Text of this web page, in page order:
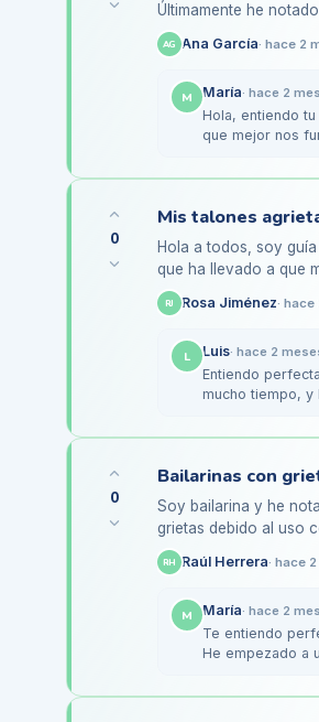
Últimamente he
queja de que le…
AG Ana García· hace 2
M María· hace 2
Hola, entiendo
que mejor nos
0
Hola a todos, soy
que ha llevado a que
veces, después de un…
RJ Rosa Jiménez· hace
L Luis· hace 2
Entiendo
mucho tiempo, y
0
Bailarinas con
Soy bailarina y he
grietas debido al uso
trato de cuidar…
RH Raúl Herrera· hace
M María· hace 2
Te entiendo
He empezado a